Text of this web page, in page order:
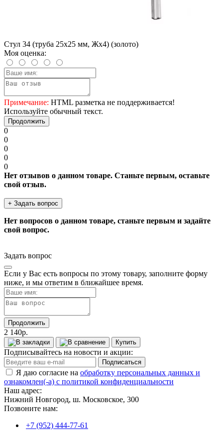
Стул 34 (труба 25х25 мм, Жх4) (золото)
Моя оценка:
Примечание: HTML разметка не поддерживается!
Используйте обычный текст.
Продолжить
0
0
0
0
0
Нет отзывов о данном товаре. Станьте первым, оставьте
свой отзыв.
+ Задать вопрос
Нет вопросов о данном товаре, станьте первым и задайте
свой вопрос.
Задать вопрос
Если у Вас есть вопросы по этому товару, заполните форму
ниже, и мы ответим в ближайшее время.
Продолжить
2 140р.
Купить
Подписывайтесь на новости и акции:
Подписаться
Я даю согласие на обработку персональных данных и
ознакомлен(-а) с политикой конфиденциальности
Наш адрес:
Нижний Новгород, ш. Московское, 300
Позвоните нам:
+7 (952) 444-77-61